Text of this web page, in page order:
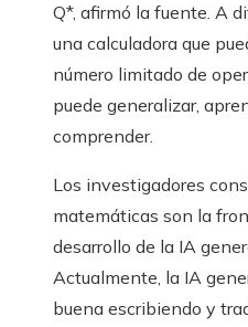
Q*, afirmó la fuente. A
una calculadora que
número limitado de
puede generalizar,
comprender.
Los investigadores
matemáticas son la
desarrollo de la IA
Actualmente, la IA
buena escribiendo y